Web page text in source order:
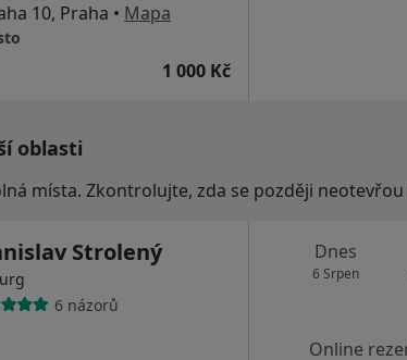
10, Praha • Mapa
1 000 Kč
oblasti
místa. Zkontrolujte, zda se později
Strolený
6 názorů
Dnes
6 Srpen
Online